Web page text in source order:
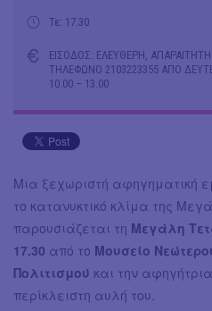
Τε: 17.30
ΕΙΣΟΔΟΣ: ΕΛΕΥΘΕΡΗ,
ΤΗΛΕΦΩΝΟ 2103223355 ΑΠΟ
10.00 – 13.00
Μια ξεχωριστή αφηγηματική
το κατανυκτικό κλίμα της
παρουσιάζεται τη Μεγάλη
17.30 από το Μουσείο
Πολιτισμού και την αφηγήτρια
περίκλειστη αυλή του.